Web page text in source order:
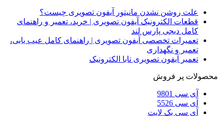
علت روشن نشدن مانیتور آیفون تصویری چیست؟
قطعات الکترونیک آیفون تصویری | خرید، تعمیر و راهنمای
کامل دیجی پارس لند
تعمیرات تخصصی آیفون تصویری | راهنمای کامل عیب یابی،
تعمیر و نگهداری
تعمیر آیفون تصویری تابا الکترونیک
محصولات پر فروش
آی سی 9801
آی سی 5526
آی سی بک لایت